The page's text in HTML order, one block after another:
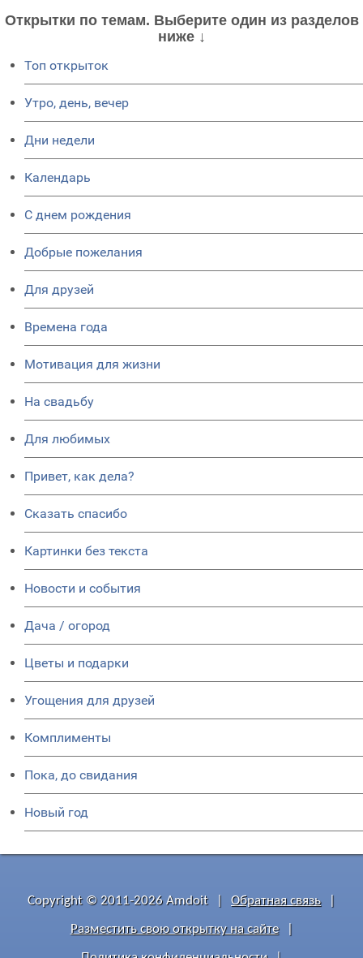
Открытки по темам. Выберите один из разделов
ниже ↓
Топ открыток
Утро, день, вечер
Дни недели
Календарь
C днем рождения
Добрые пожелания
Для друзей
Времена года
Мотивация для жизни
На свадьбу
Для любимых
Привет, как дела?
Сказать спасибо
Картинки без текста
Новости и события
Дача / огород
Цветы и подарки
Угощения для друзей
Комплименты
Пока, до свидания
Новый год
Copyright © 2011-2026 Amdoit Обратная связь
Разместить свою открытку на сайте